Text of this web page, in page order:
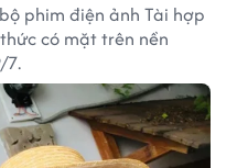
phim điện ảnh Tài hợp
có mặt trên nền
7.